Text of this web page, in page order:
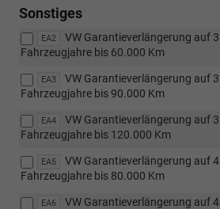
Sonstiges
EA2
VW Garantieverlängerung auf 3
Fahrzeugjahre bis 60.000 Km
EA3
VW Garantieverlängerung auf 3
Fahrzeugjahre bis 90.000 Km
EA4
VW Garantieverlängerung auf 3
Fahrzeugjahre bis 120.000 Km
EA5
VW Garantieverlängerung auf 4
Fahrzeugjahre bis 80.000 Km
EA6
VW Garantieverlängerung auf 4